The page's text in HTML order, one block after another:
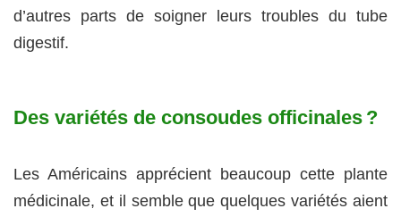
d’autres parts de soigner leurs troubles du tube
digestif.
Des variétés de consoudes officinales ?
Les Américains apprécient beaucoup cette plante
médicinale, et il semble que quelques variétés aient